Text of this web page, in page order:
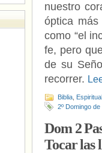
nuestro
óptica
como “el
fe, pero
de su
recorrer.
Biblia
2º Domingo
Dom 2
Tocar las